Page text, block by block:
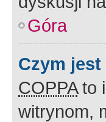
Góra
Czym jest
COPPAto
witrynom,